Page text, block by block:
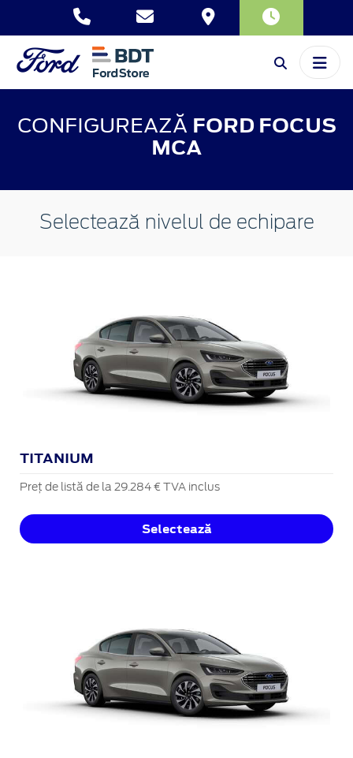
CONFIGUREAZĂ FORD FOCUS
MCA
Selectează nivelul de echipare
TITANIUM
Preț de listă de la 29.284 € TVA inclus
Selectează